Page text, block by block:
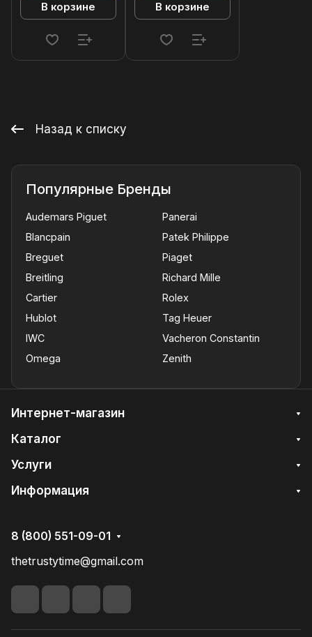
В корзине
В корзине
Назад к списку
Популярные Бренды
Audemars Piguet
Blancpain
Breguet
Breitling
Cartier
Hublot
IWC
Omega
Panerai
Patek Philippe
Piaget
Richard Mille
Rolex
Tag Heuer
Vacheron Constantin
Zenith
Интернет-магазин
Каталог
Услуги
Информация
8 (800) 551-09-01
thetrustytime@gmail.com